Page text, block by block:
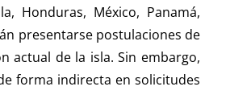
Honduras, México, Panamá,
presentarse postulaciones de
actual de la isla. Sin embargo,
forma indirecta en solicitudes